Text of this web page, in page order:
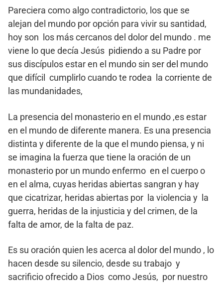
Pareciera como algo contradictorio, los que se
alejan del mundo por opción para vivir su santidad,
hoy son los más cercanos del dolor del mundo . me
viene lo que decía Jesús pidiendo a su Padre por
sus discípulos estar en el mundo sin ser del mundo
que difícil cumplirlo cuando te rodea la corriente de
las mundanidades,
La presencia del monasterio en el mundo ,es estar
en el mundo de diferente manera. Es una presencia
distinta y diferente de la que el mundo piensa, y ni
se imagina la fuerza que tiene la oración de un
monasterio por un mundo enfermo en el cuerpo o
en el alma, cuyas heridas abiertas sangran y hay
que cicatrizar, heridas abiertas por la violencia y la
guerra, heridas de la injusticia y del crimen, de la
falta de amor, de la falta de paz.
Es su oración quien les acerca al dolor del mundo , lo
hacen desde su silencio, desde su trabajo y
sacrificio ofrecido a Dios como Jesús, por nuestro